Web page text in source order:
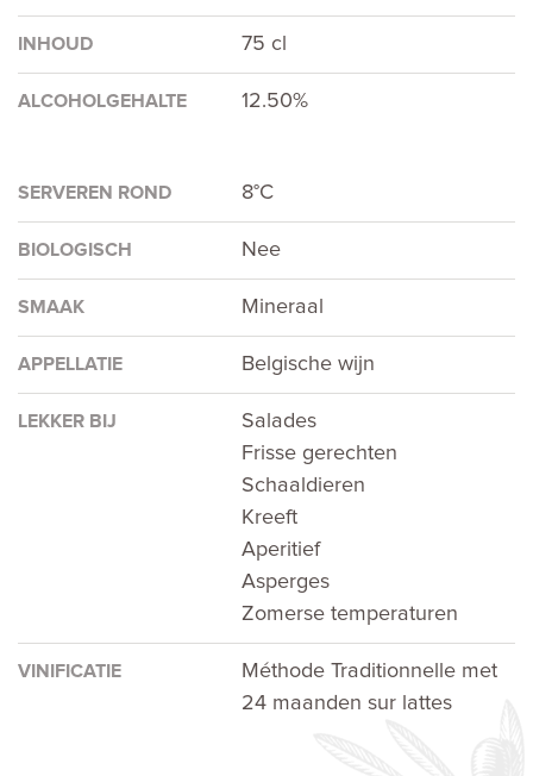
INHOUD 75 cl
ALCOHOLGEHALTE 12.50%
SERVEREN ROND 8°C
BIOLOGISCH Nee
SMAAK Mineraal
APPELLATIE Belgische wijn
LEKKER BIJ
Salades
Frisse gerechten
Schaaldieren
Kreeft
Aperitief
Asperges
Zomerse temperaturen
VINIFICATIE
Méthode Traditionnelle met
24 maanden sur lattes